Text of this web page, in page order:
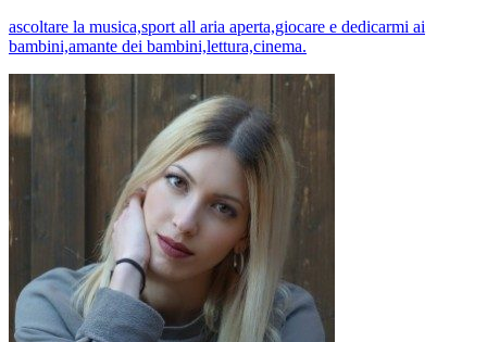
ascoltare la musica,sport all aria aperta,giocare e dedicarmi ai
bambini,amante dei bambini,lettura,cinema.